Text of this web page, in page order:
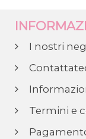
I nostri
Termini e